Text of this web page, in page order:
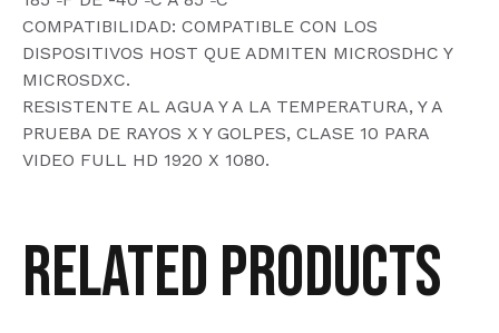
COMPATIBILIDAD: COMPATIBLE CON LOS
DISPOSITIVOS HOST QUE ADMITEN MICROSDHC Y
MICROSDXC.
RESISTENTE AL AGUA Y A LA TEMPERATURA, Y A
PRUEBA DE RAYOS X Y GOLPES, CLASE 10 PARA
VIDEO FULL HD 1920 X 1080.
Related products